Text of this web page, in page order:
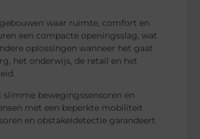
waar ruimte, comfort en
een compacte openingsslag, wat
oplossingen wanneer het gaat
het onderwijs, de retail en het
bewegingssensoren en
met een beperkte mobiliteit
en obstakeldetectie garandeert